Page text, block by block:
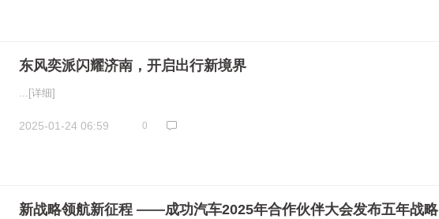
东风奕派闪耀济南，开启出行新境界
... [详细]
2025-01-24 06:59 0
新战略领航新征程 ——成功汽车2025年合作伙伴大会发布五年战略